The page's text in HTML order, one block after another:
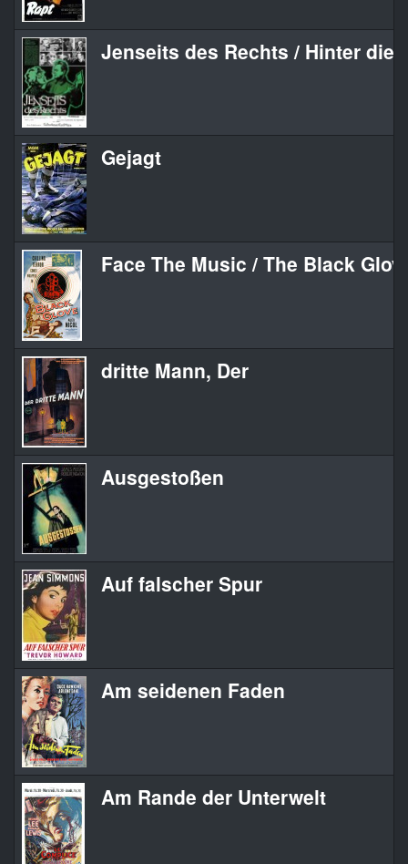
Jenseits des Rechts / Hinter
Gejagt
Face The Music / The Black
dritte Mann, Der
Ausgestoßen
Auf falscher Spur
Am seidenen Faden
Am Rande der Unterwelt